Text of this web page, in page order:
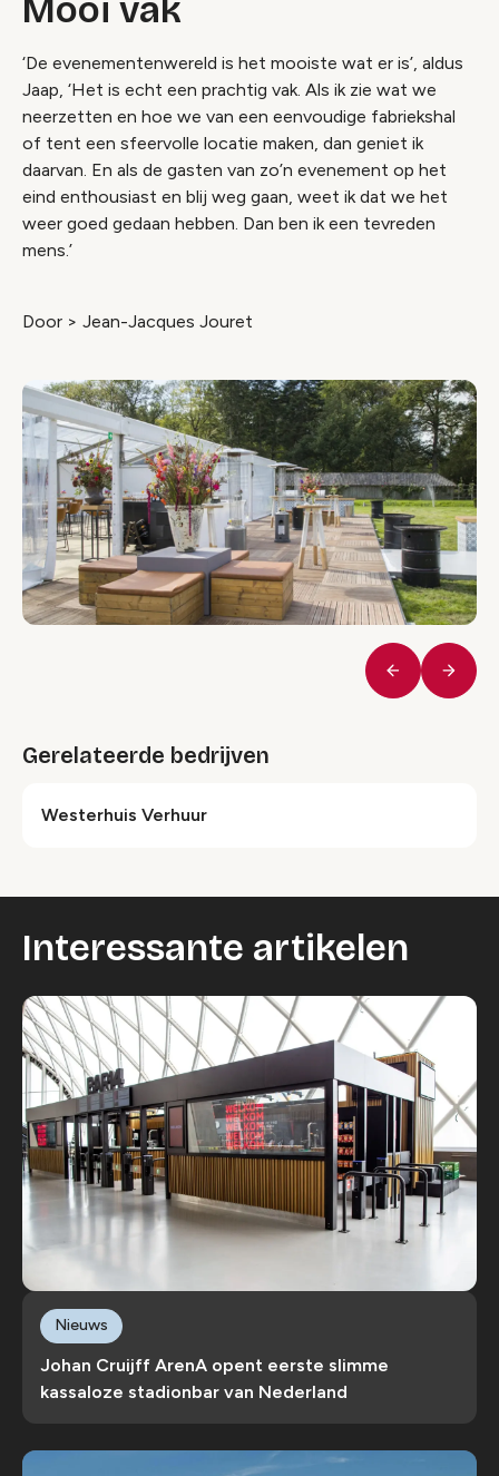
Mooi vak
‘De evenementenwereld is het mooiste wat er is’, aldus
Jaap, ‘Het is echt een prachtig vak. Als ik zie wat we
neerzetten en hoe we van een eenvoudige fabriekshal
of tent een sfeervolle locatie maken, dan geniet ik
daarvan. En als de gasten van zo’n evenement op het
eind enthousiast en blij weg gaan, weet ik dat we het
weer goed gedaan hebben. Dan ben ik een tevreden
mens.’
Door > Jean-Jacques Jouret
Vorige
Gerelateerde bedrijven
Westerhuis Verhuur
Interessante artikelen
Johan Cruijff ArenA opent eerste slimme
kassaloze stadionbar van Nederland
Nieuws